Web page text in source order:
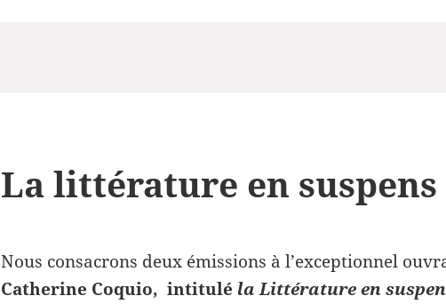
La littérature en suspens
Nous consacrons deux émissions à l’exceptionnel
Catherine Coquio, intitulé la Littérature en